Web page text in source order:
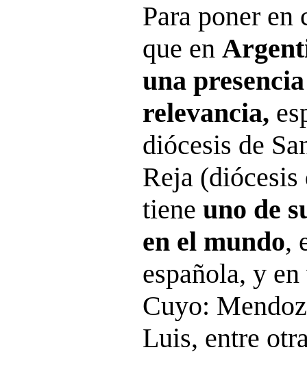
Para poner en
que en
una
relevancia,
diócesis de
Reja
tiene uno de
en el mundo,
española, y
Cuyo:
Luis, entre